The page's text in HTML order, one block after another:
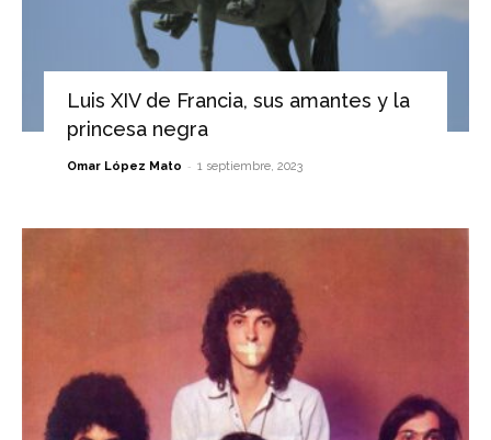
Luis XIV de Francia, sus amantes y la
princesa negra
Omar López Mato - 1 septiembre, 2023